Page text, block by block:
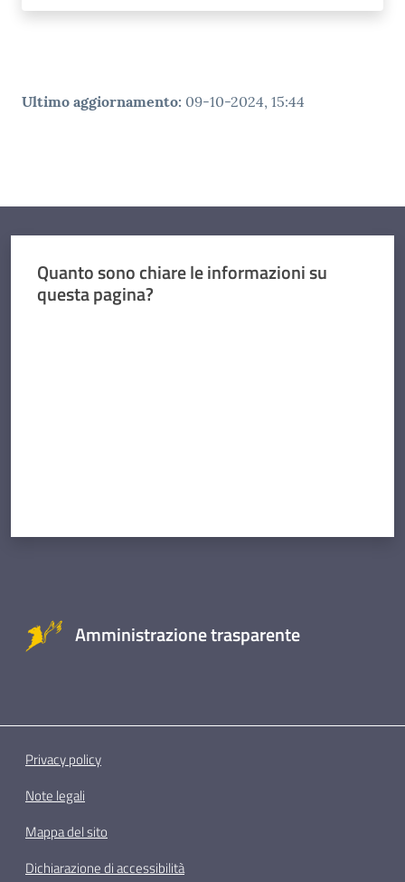
Ultimo aggiornamento: 09-10-2024, 15:44
Quanto sono chiare le informazioni su
questa pagina?
Amministrazione trasparente
Privacy policy
Note legali
Mappa del sito
Dichiarazione di accessibilità